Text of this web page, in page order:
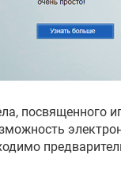
посвященного